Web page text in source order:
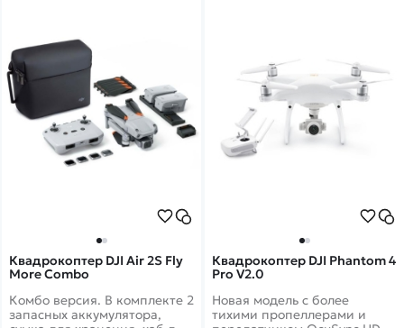
Квадрокоптер DJI Air 2S Fly
More Combo
Комбо версия. В комплекте 2
запасных аккумулятора,
Квадрокоптер DJI Phantom 4
Pro V2.0
Новая модель с более
тихими пропеллерами и